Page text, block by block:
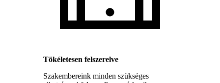
Tökéletesen felszerelve
Szakembereink minden szükséges